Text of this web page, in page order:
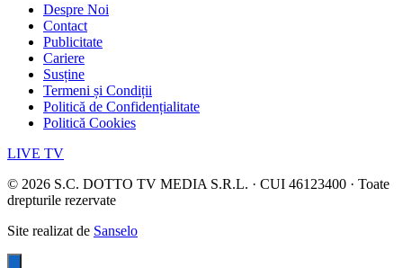
Despre Noi
Contact
Publicitate
Cariere
Susține
Termeni și Condiții
Politică de Confidențialitate
Politică Cookies
LIVE TV
© 2026 S.C. DOTTO TV MEDIA S.R.L. · CUI 46123400 · Toate
drepturile rezervate
Site realizat de Sanselo